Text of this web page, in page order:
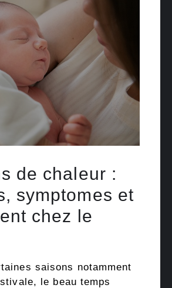
de chaleur :
symptomes et
chez le
saisons notamment
le beau temps